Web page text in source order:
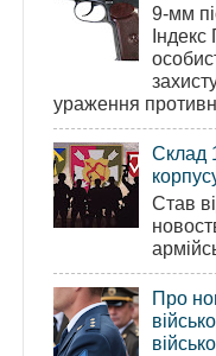
9-мм
ураження
Склад
Став
Про